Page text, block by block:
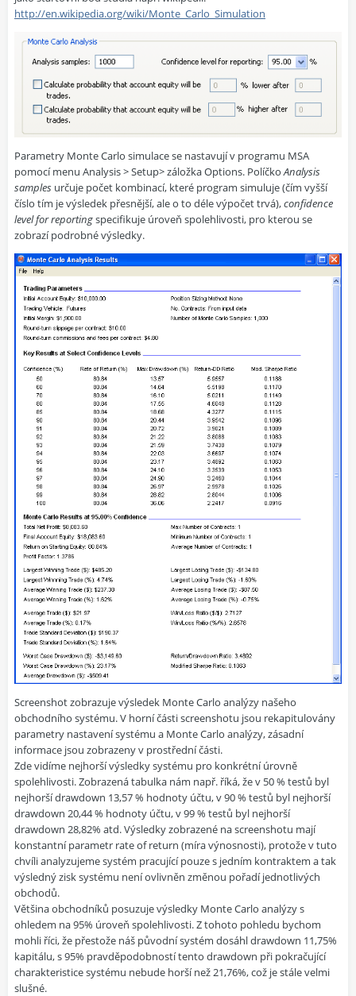
http://en.wikipedia.org/wiki/Monte_Carlo_Simulation
Parametry Monte Carlo simulace se nastavují v programu MSA
pomocí menu Analysis > Setup> záložka Options. PolíčkoAnalysis
samples určuje počet kombinací, které program simuluje (čím vyšší
číslo tím je výsledek přesnější, ale o to déle výpočet trvá),confidence
level for reportingspecifikuje úroveň spolehlivosti, pro kterou se
zobrazí podrobné výsledky.
Screenshot zobrazuje výsledek Monte Carlo analýzy našeho
obchodního systému. V horní části screenshotu jsou rekapitulovány
parametry nastavení systému a Monte Carlo analýzy, zásadní
informace jsou zobrazeny v prostřední části.
Zde vidíme nejhorší výsledky systému pro konkrétní úrovně
spolehlivosti. Zobrazená tabulka nám např. říká, že v 50 % testů byl
nejhorší drawdown 13,57 % hodnoty účtu, v 90 % testů byl nejhorší
drawdown 20,44 % hodnoty účtu, v 99 % testů byl nejhorší
drawdown 28,82% atd. Výsledky zobrazené na screenshotu mají
konstantní parametr rate of return (míra výnosnosti), protože v tuto
chvíli analyzujeme systém pracující pouze s jedním kontraktem a tak
výsledný zisk systému není ovlivněn změnou pořadí jednotlivých
obchodů.
Většina obchodníků posuzuje výsledky Monte Carlo analýzy s
ohledem na 95% úroveň spolehlivosti. Z tohoto pohledu bychom
mohli říci, že přestože náš původní systém dosáhl drawdown 11,75%
kapitálu, s 95% pravděpodobností tento drawdown při pokračující
charakteristice systému nebude horší než 21,76%, což je stále velmi
slušné.